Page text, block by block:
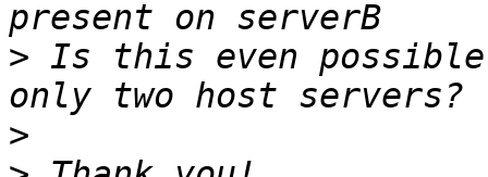
> Is this even
>